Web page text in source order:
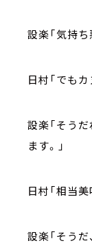
設楽「気持
日村「でもカ
設楽「そう
ます。」
日村「相当美
設楽「そうだ